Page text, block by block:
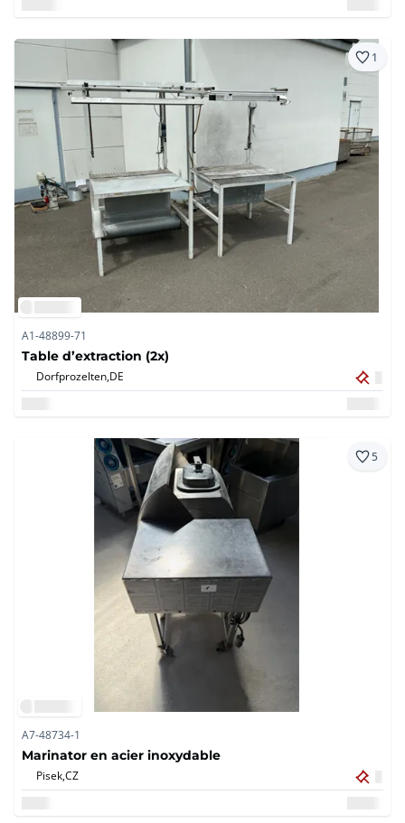
1
A1-48899-71
Table d’extraction (2x)
Dorfprozelten,DE
5
A7-48734-1
Marinator en acier inoxydable
Pisek,CZ